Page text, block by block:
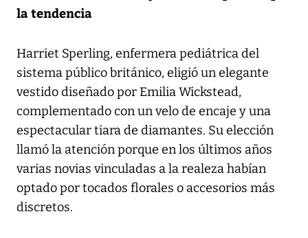
la tendencia
Harriet Sperling, enfermera pediátrica del
sistema público británico, eligió un elegante
vestido diseñado por Emilia Wickstead,
complementado con un velo de encaje y una
espectacular tiara de diamantes. Su elección
llamó la atención porque en los últimos años
varias novias vinculadas a la realeza habían
optado por tocados florales o accesorios más
discretos.